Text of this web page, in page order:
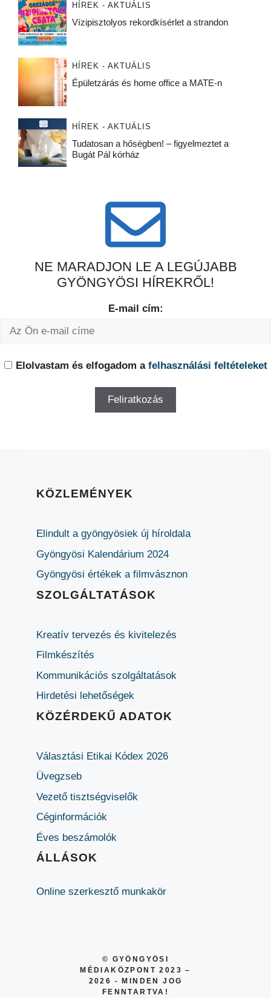
HÍREK - AKTUÁLIS
Vízipisztolyos rekordkísérlet a strandon
HÍREK - AKTUÁLIS
Épületzárás és home office a MATE-n
HÍREK - AKTUÁLIS
Tudatosan a hőségben! – figyelmeztet a
Bugát Pál kórház
NE MARADJON LE A LEGÚJABB
GYÖNGYÖSI HÍREKRŐL!
E-mail cím:
Elolvastam és elfogadom a felhasználási feltételeket
KÖZLEMÉNYEK
Elindult a gyöngyösiek új híroldala
Gyöngyösi Kalendárium 2024
Gyöngyösi értékek a filmvásznon
SZOLGÁLTATÁSOK
Kreatív tervezés és kivitelezés
Filmkészítés
Kommunikációs szolgáltatások
Hirdetési lehetőségek
KÖZÉRDEKŰ ADATOK
Választási Etikai Kódex 2026
Üvegzseb
Vezető tisztségviselők
Céginformációk
Éves beszámolók
ÁLLÁSOK
Online szerkesztő munkakör
© GYÖNGYÖSI
MÉDIAKÖZPONT 2023 –
2026 - MINDEN JOG
FENNTARTVA!